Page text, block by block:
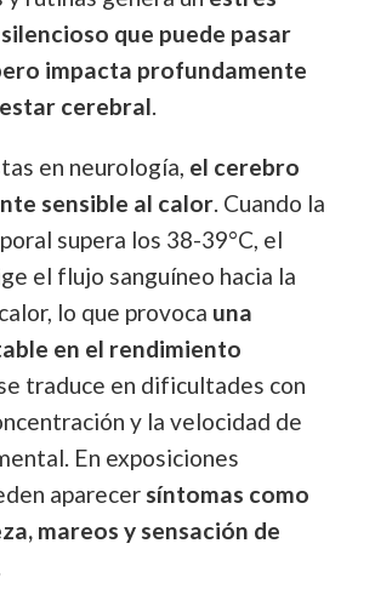
que puede pasar
impacta profundamente
cerebral.
en neurología, el cerebro
sensible al calor. Cuando la
supera los 38-39°C, el
el flujo sanguíneo hacia la
lo que provoca una
en el rendimiento
traduce en dificultades con
y la velocidad de
En exposiciones
aparecer síntomas como
mareos y sensación de